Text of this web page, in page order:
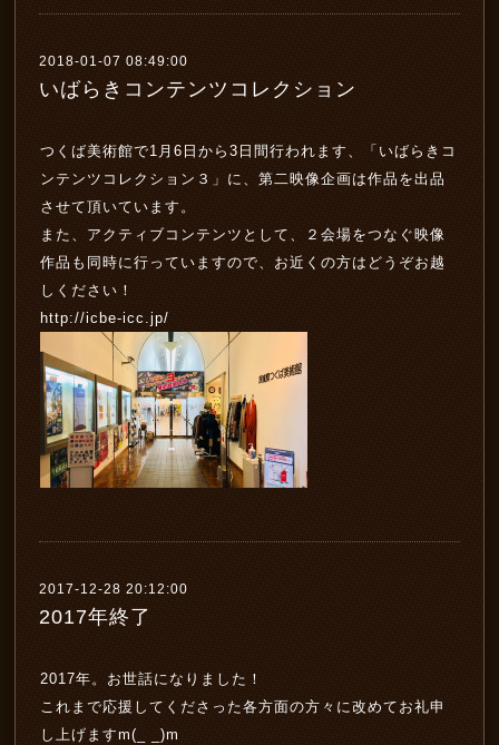
2018-01-07 08:49:00
いばらきコンテンツコレクション
つくば美術館で1月6日から3日間行われます、「いばらきコ
ンテンツコレクション３」に、第二映像企画は作品を出品
させて頂いています。
また、アクティブコンテンツとして、２会場をつなぐ映像
作品も同時に行っていますので、お近くの方はどうぞお越
しください！
http://icbe-icc.jp/
2017-12-28 20:12:00
2017年終了
2017年。お世話になりました！
これまで応援してくださった各方面の方々に改めてお礼申
し上げますm(_ _)m